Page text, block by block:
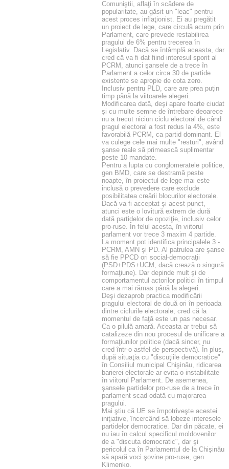
Comuniştii, aflaţi în scădere de
popularitate, au găsit un "leac" pentru
acest proces inflaţionist. Ei au pregătit
un proiect de lege, care circulă acum prin
Parlament, care prevede restabilirea
pragului de 6% pentru trecerea în
Legislativ. Dacă se întâmplă aceasta, dar
cred că va fi dat fiind interesul sporit al
PCRM, atunci şansele de a trece în
Parlament a celor circa 30 de partide
existente se apropie de cota zero.
Inclusiv pentru PLD, care are prea puţin
timp până la viitoarele alegeri.
Modificarea dată, deşi apare foarte ciudat
şi cu multe semne de întrebare deoarece
nu a trecut niciun ciclu electoral de când
pragul electoral a fost redus la 4%, este
favorabilă PCRM, ca partid dominant. El
va culege cele mai multe "resturi", având
şanse reale să primească suplimentar
peste 10 mandate.
Pentru a lupta cu conglomeratele politice,
gen BMD, care se destramă peste
noapte, în proiectul de lege mai este
inclusă o prevedere care exclude
posibilitatea creării blocurilor electorale.
Dacă va fi acceptat şi acest punct,
atunci este o lovitură extrem de dură
dată partidelor de opoziţie, inclusiv celor
pro-ruse. În felul acesta, în viitorul
parlament vor trece 3 maxim 4 partide.
La moment pot identifica principalele 3 -
PCRM, AMN şi PD. Al patrulea are şanse
să fie PPCD ori social-democraţii
(PSD+PDS+UCM, dacă crează o singură
formaţiune). Dar depinde mult şi de
comportamentul actorilor politici în timpul
care a mai rămas până la alegeri.
Deşi dezaprob practica modificării
pragului electoral de două ori în perioada
dintre ciclurile electorale, cred că la
momentul de faţă este un pas necesar.
Ca o pilulă amară. Aceasta ar trebui să
catalizeze din nou procesul de unificare a
formaţiunilor politice (dacă sincer, nu
cred într-o astfel de perspectivă). În plus,
după situaţia cu "discuţiile democratice"
în Consiliul municipal Chişinău, ridicarea
barierei electorale ar evita o instabilitate
în viitorul Parlament. De asemenea,
şansele partidelor pro-ruse de a trece în
parlament scad odată cu majorarea
pragului.
Mai ştiu că UE se împotriveşte acestei
iniţiative, încercând să lobeze interesele
partidelor democratice. Dar din păcate, ei
nu iau în calcul specificul moldovenilor
de a "discuta democratic", dar şi
pericolul ca în Parlamentul de la Chişinău
să apară voci şovine pro-ruse, gen
Klimenko.